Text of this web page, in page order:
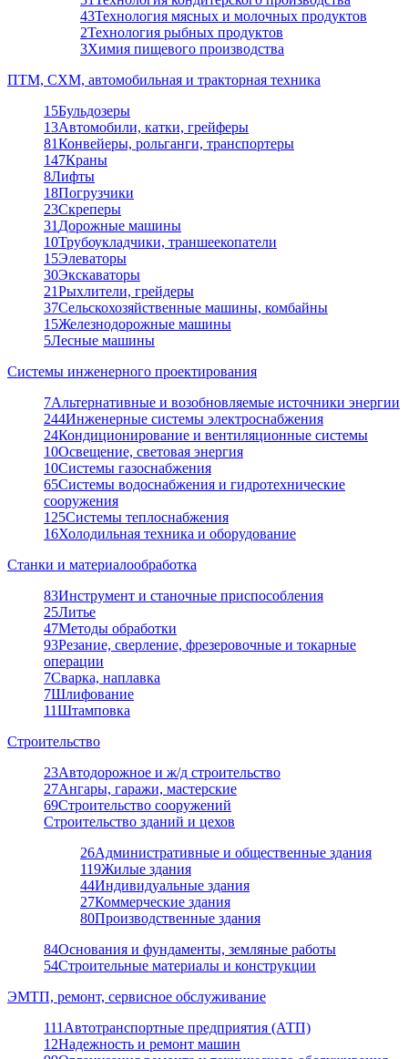
43Технология мясных и молочных продуктов
2Технология рыбных продуктов
3Химия пищевого производства
ПТМ, СХМ, автомобильная и тракторная техника
15Бульдозеры
13Автомобили, катки, грейферы
81Конвейеры, рольганги, транспортеры
147Краны
8Лифты
18Погрузчики
23Скреперы
31 Дорожные машины
10Трубоукладчики, траншеекопатели
15Элеваторы
30Экскаваторы
21Рыхлители, грейдеры
37Сельскохозяйственные машины, комбайны
15Железнодорожные машины
5Лесные машины
Системы инженерного проектирования
7Альтернативные и возобновляемые источники энергии
244Инженерные системы электроснабжения
24Кондиционирование и вентиляционные системы
10Освещение, световая энергия
10Системы газоснабжения
65Системы водоснабжения и гидротехнические
сооружения
125Системы теплоснабжения
16Холодильная техника и оборудование
Станки и материалообработка
83Инструмент и станочные приспособления
25Литье
47Методы обработки
93Резание, сверление, фрезеровочные и токарные
операции
7Сварка, наплавка
7Шлифование
11Штамповка
Строительство
23Автодорожное и ж/д строительство
27Ангары, гаражи, мастерские
69Строительство сооружений
Строительство зданий и цехов
26Административные и общественные здания
119Жилые здания
44Индивидуальные здания
27Коммерческие здания
80Производственные здания
84Основания и фундаменты, земляные работы
54Строительные материалы и конструкции
ЭМТП, ремонт, сервисное обслуживание
111 Автотранспортные предприятия (АТП)
12Надежность и ремонт машин